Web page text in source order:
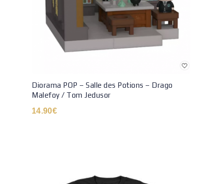
Diorama POP – Salle des Potions – Drago
Malefoy / Tom Jedusor
14.90€